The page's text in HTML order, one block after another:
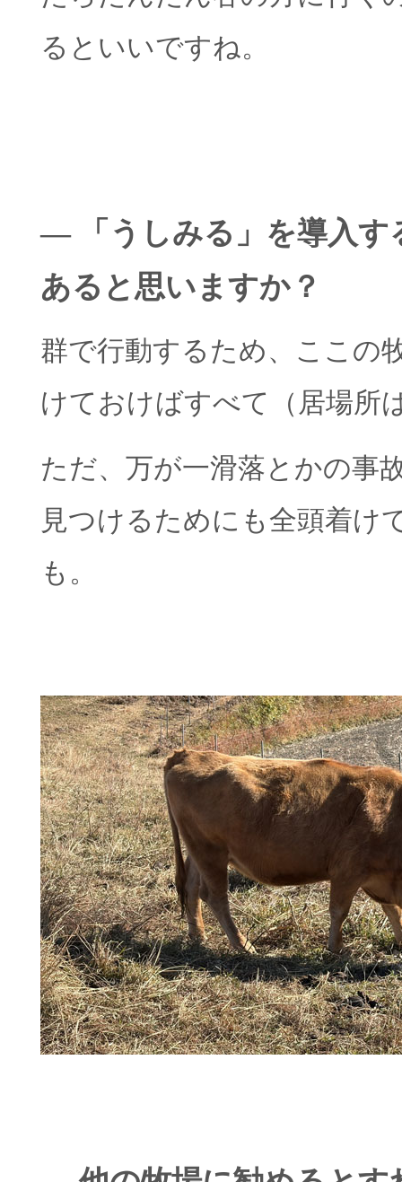
るといいですね。
― 「うしみる」を導入す
あると思いますか？
群で行動するため、ここの
けておけばすべて（居場所
ただ、万が一滑落とかの事
見つけるためにも全頭着け
も。